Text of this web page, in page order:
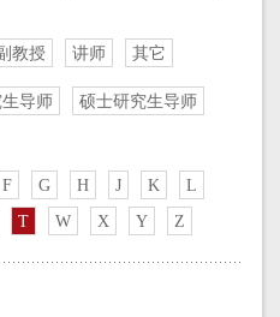
教授 讲师 其它
导师 硕士研究生导师
F G H J K
L
T W X Y Z